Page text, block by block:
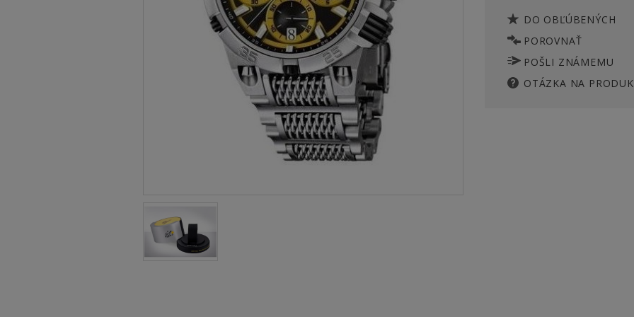
DO OBĽÚBENÝCH
POROVNAŤ
POŠLI ZNÁMEMU
OTÁZKA NA